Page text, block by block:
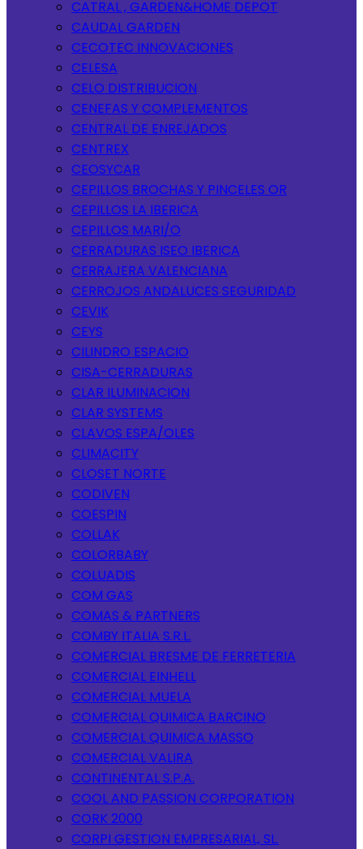
CATRAL , GARDEN&HOME DEPOT
CAUDAL GARDEN
CECOTEC INNOVACIONES
CELESA
CELO DISTRIBUCION
CENEFAS Y COMPLEMENTOS
CENTRAL DE ENREJADOS
CENTREX
CEOSYCAR
CEPILLOS BROCHAS Y PINCELES OR
CEPILLOS LA IBERICA
CEPILLOS MARI/O
CERRADURAS ISEO IBERICA
CERRAJERA VALENCIANA
CERROJOS ANDALUCES SEGURIDAD
CEVIK
CEYS
CILINDRO ESPACIO
CISA-CERRADURAS
CLAR ILUMINACION
CLAR SYSTEMS
CLAVOS ESPA/OLES
CLIMACITY
CLOSET NORTE
CODIVEN
COESPIN
COLLAK
COLORBABY
COLUADIS
COM GAS
COMAS & PARTNERS
COMBY ITALIA S.R.L.
COMERCIAL BRESME DE FERRETERIA
COMERCIAL EINHELL
COMERCIAL MUELA
COMERCIAL QUIMICA BARCINO
COMERCIAL QUIMICA MASSO
COMERCIAL VALIRA
CONTINENTAL S.P.A.
COOL AND PASSION CORPORATION
CORK 2000
CORPI GESTION EMPRESARIAL, SL.